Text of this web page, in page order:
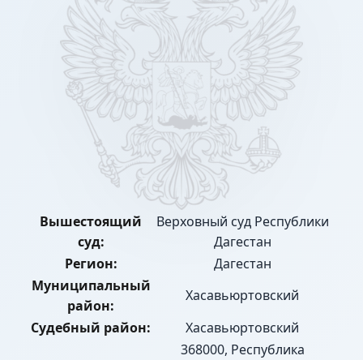
Вышестоящий
суд:
Верховный суд Республики
Дагестан
Регион:
Дагестан
Муниципальный
район:
Хасавьюртовский
Судебный район:
Хасавьюртовский
368000, Республика